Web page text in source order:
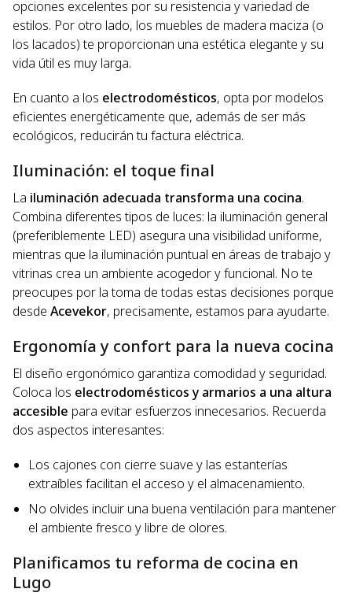
opciones excelentes por su resistencia y variedad de
estilos. Por otro lado, los muebles de madera maciza (o
los lacados) te proporcionan una estética elegante y su
vida útil es muy larga.
En cuanto a los electrodomésticos, opta por modelos
eficientes energéticamente que, además de ser más
ecológicos, reducirán tu factura eléctrica.
Iluminación: el toque final
La iluminación adecuada transforma una cocina.
Combina diferentes tipos de luces: la iluminación general
(preferiblemente LED) asegura una visibilidad uniforme,
mientras que la iluminación puntual en áreas de trabajo y
vitrinas crea un ambiente acogedor y funcional. No te
preocupes por la toma de todas estas decisiones porque
desde Acevekor, precisamente, estamos para ayudarte.
Ergonomía y confort para la nueva cocina
El diseño ergonómico garantiza comodidad y seguridad.
Coloca los electrodomésticos y armarios a una altura
accesible para evitar esfuerzos innecesarios. Recuerda
dos aspectos interesantes:
Los cajones con cierre suave y las estanterías
extraíbles facilitan el acceso y el almacenamiento.
No olvides incluir una buena ventilación para mantener
el ambiente fresco y libre de olores.
Planificamos tu reforma de cocina en
Lugo